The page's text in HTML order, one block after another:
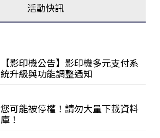
活動快訊
【影印機公告】影印機多元支付系
統升級與功能調整通知
您可能被停權！請勿大量下載資料
庫！